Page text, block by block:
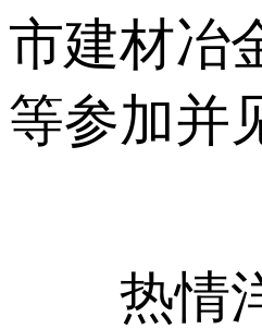
市建材冶
等参加并
热情洋